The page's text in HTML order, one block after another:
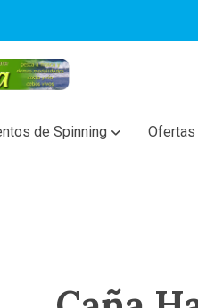
de Spinning Ofertas